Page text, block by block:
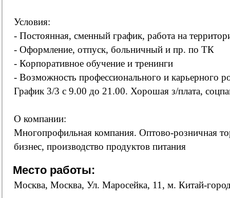
Условия:
- Постоянная, сменный график, работа на
- Оформление, отпуск, больничный и пр. по ТК
- Корпоративное обучение и тренинги
- Возможность профессионального и карьерного
График 3/3 с 9.00 до 21.00. Хорошая з/плата,
О компании:
Многопрофильная компания. Оптово-розничная
бизнес, производство продуктов питания
Место работы:
Москва, Москва, Ул. Маросейка, 11, м. Китай-